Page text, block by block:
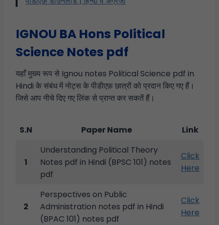
IGNOU BA Hons Political
Science Notes pdf
यहाँ मुख्य रूप से Ignou notes Political Science pdf in
Hindi के संबंध में नोट्स के पीडीएफ़ छात्रों को प्रदान किए गए हैं।
जिसे आप नीचे दिए गए लिंक से प्राप्त कर सकतें हैं।
S.N Paper Name Link
1
Understanding Political Theory
Notes pdf in Hindi (BPSC 101) notes
pdf
Click
Here
2
Perspectives on Public
Administration notes pdf in Hindi
(BPAC 101) notes pdf
Click
Here